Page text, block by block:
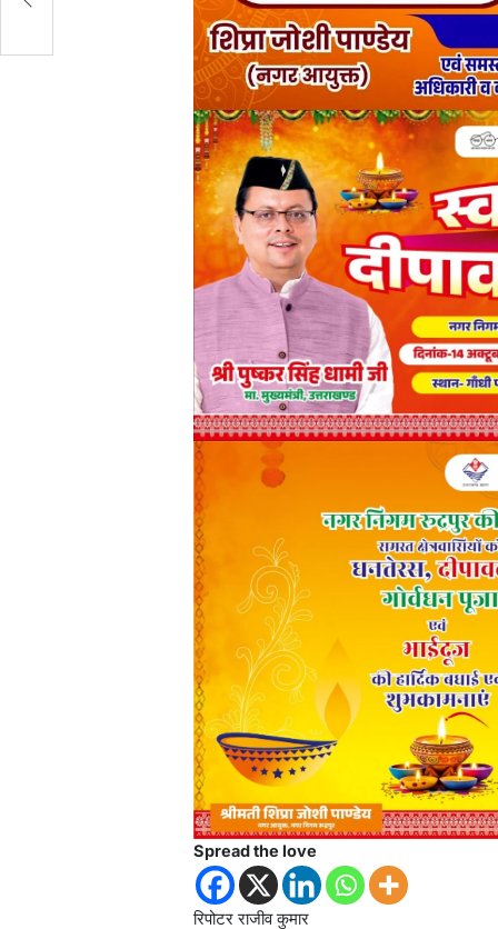
Spread the love
रिपोटर राजीव कुमार